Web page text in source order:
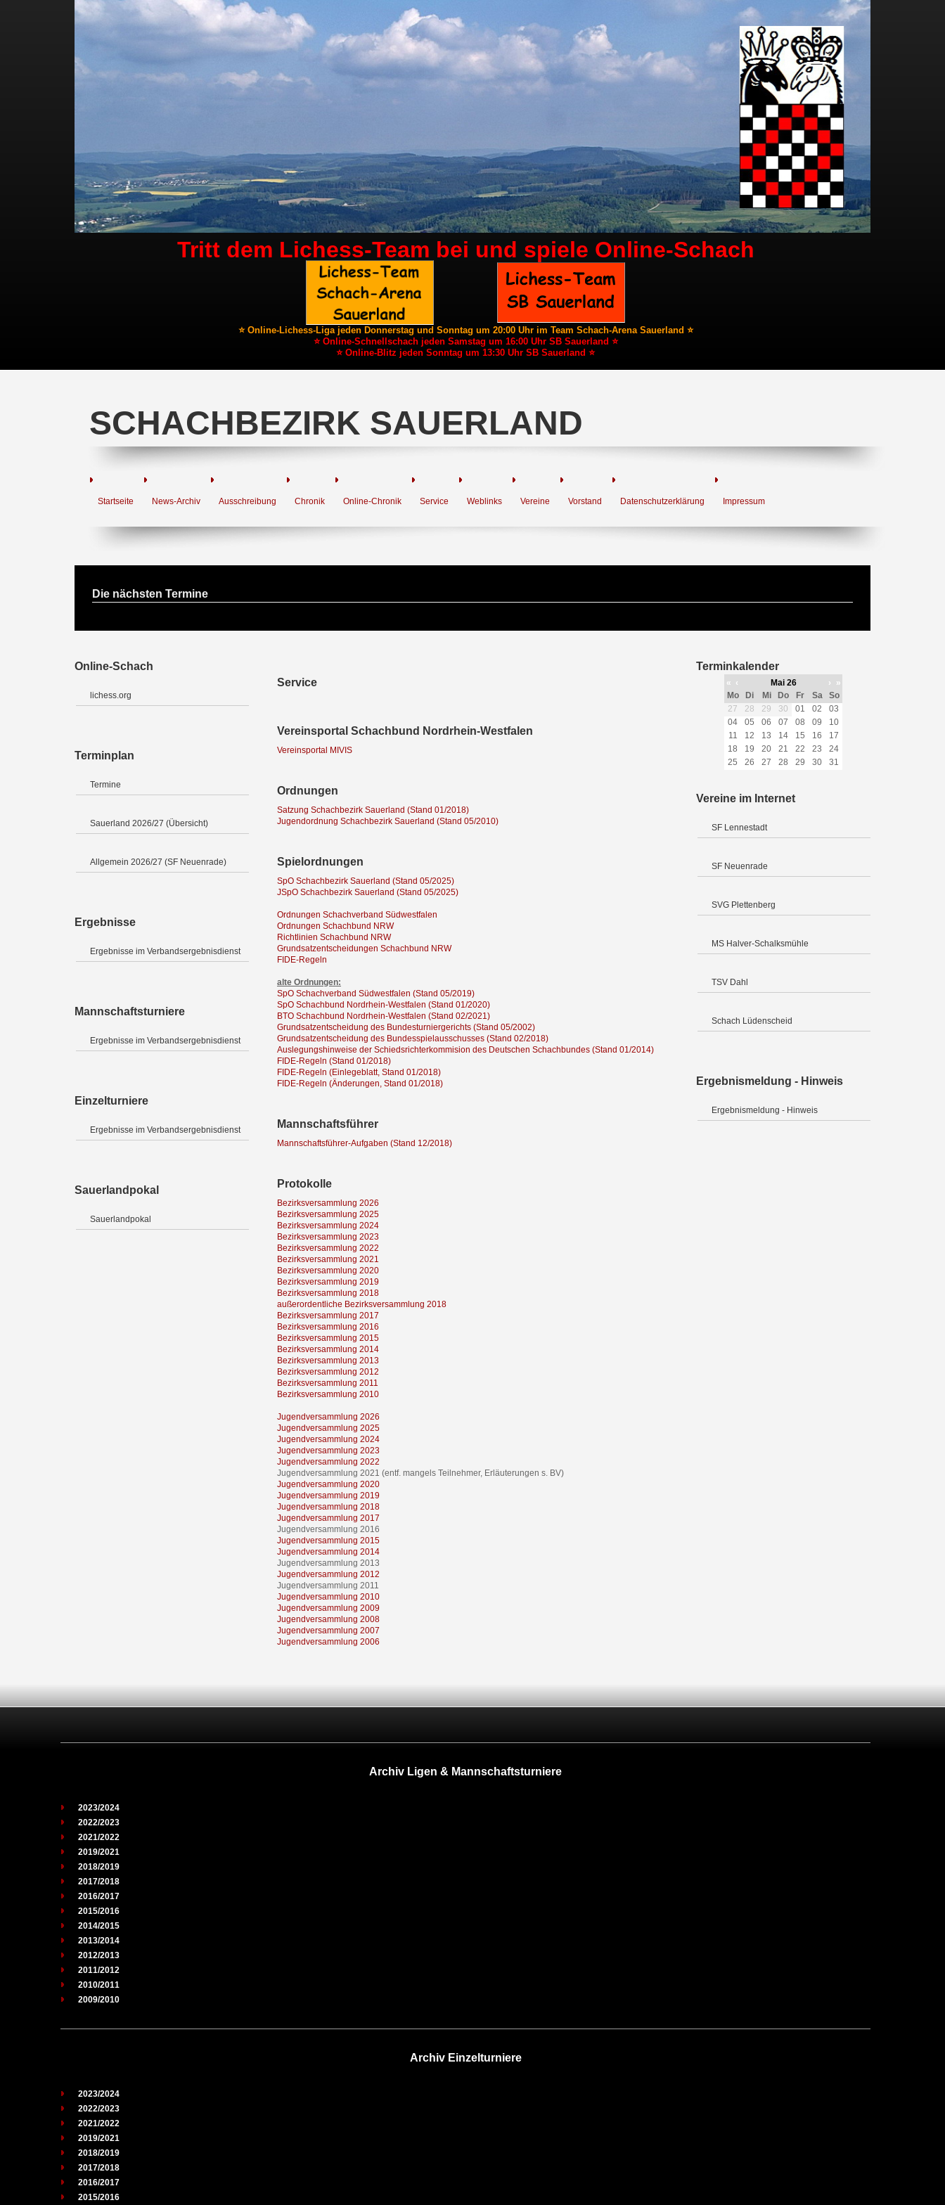
Tritt dem Lichess-Team bei und spiele Online-Schach
⭐ Online-Lichess-Liga jeden Donnerstag und Sonntag um 20:00 Uhr im Team Schach-Arena Sauerland ⭐
⭐ Online-Schnellschach jeden Samstag um 16:00 Uhr SB Sauerland ⭐
⭐ Online-Blitz jeden Sonntag um 13:30 Uhr SB Sauerland ⭐
SCHACHBEZIRK SAUERLAND
Startseite News-Archiv Ausschreibung Chronik Online-Chronik Service Weblinks Vereine Vorstand Datenschutzerklärung Impressum
Die nächsten Termine
Online-Schach
lichess.org
Terminplan
Termine
Sauerland 2026/27 (Übersicht)
Allgemein 2026/27 (SF Neuenrade)
Ergebnisse
Ergebnisse im Verbandsergebnisdienst
Mannschaftsturniere
Ergebnisse im Verbandsergebnisdienst
Einzelturniere
Ergebnisse im Verbandsergebnisdienst
Sauerlandpokal
Sauerlandpokal
Service
Vereinsportal Schachbund Nordrhein-Westfalen
Vereinsportal MIVIS
Ordnungen
Satzung Schachbezirk Sauerland (Stand 01/2018)
Jugendordnung Schachbezirk Sauerland (Stand 05/2010)
Spielordnungen
SpO Schachbezirk Sauerland (Stand 05/2025)
JSpO Schachbezirk Sauerland (Stand 05/2025)
Ordnungen Schachverband Südwestfalen
Ordnungen Schachbund NRW
Richtlinien Schachbund NRW
Grundsatzentscheidungen Schachbund NRW
FIDE-Regeln
alte Ordnungen:
SpO Schachverband Südwestfalen (Stand 05/2019)
SpO Schachbund Nordrhein-Westfalen (Stand 01/2020)
BTO Schachbund Nordrhein-Westfalen (Stand 02/2021)
Grundsatzentscheidung des Bundesturniergerichts (Stand 05/2002)
Grundsatzentscheidung des Bundesspielausschusses (Stand 02/2018)
Auslegungshinweise der Schiedsrichterkommision des Deutschen Schachbundes (Stand 01/2014)
FIDE-Regeln (Stand 01/2018)
FIDE-Regeln (Einlegeblatt, Stand 01/2018)
FIDE-Regeln (Änderungen, Stand 01/2018)
Mannschaftsführer
Mannschaftsführer-Aufgaben (Stand 12/2018)
Protokolle
Bezirksversammlung 2026
Bezirksversammlung 2025
Bezirksversammlung 2024
Bezirksversammlung 2023
Bezirksversammlung 2022
Bezirksversammlung 2021
Bezirksversammlung 2020
Bezirksversammlung 2019
Bezirksversammlung 2018
außerordentliche Bezirksversammlung 2018
Bezirksversammlung 2017
Bezirksversammlung 2016
Bezirksversammlung 2015
Bezirksversammlung 2014
Bezirksversammlung 2013
Bezirksversammlung 2012
Bezirksversammlung 2011
Bezirksversammlung 2010
Jugendversammlung 2026
Jugendversammlung 2025
Jugendversammlung 2024
Jugendversammlung 2023
Jugendversammlung 2022
Jugendversammlung 2021 (entf. mangels Teilnehmer, Erläuterungen s. BV)
Jugendversammlung 2020
Jugendversammlung 2019
Jugendversammlung 2018
Jugendversammlung 2017
Jugendversammlung 2016
Jugendversammlung 2015
Jugendversammlung 2014
Jugendversammlung 2013
Jugendversammlung 2012
Jugendversammlung 2011
Jugendversammlung 2010
Jugendversammlung 2009
Jugendversammlung 2008
Jugendversammlung 2007
Jugendversammlung 2006
Terminkalender
« ‹ Mai 26 ›
»
Mo
Di Mi Do Fr Sa
So
27
28 29 30 01 02
03
04
05 06 07 08 09
10
11
12 13 14 15 16
17
18
19 20 21 22 23
24
25
26 27 28 29 30 31
Vereine im Internet
SF Lennestadt
SF Neuenrade
SVG Plettenberg
MS Halver-Schalksmühle
TSV Dahl
Schach Lüdenscheid
Ergebnismeldung - Hinweis
Ergebnismeldung - Hinweis
Archiv Ligen & Mannschaftsturniere
2023/2024
2022/2023
2021/2022
2019/2021
2018/2019
2017/2018
2016/2017
2015/2016
2014/2015
2013/2014
2012/2013
2011/2012
2010/2011
2009/2010
Archiv Einzelturniere
2023/2024
2022/2023
2021/2022
2019/2021
2018/2019
2017/2018
2016/2017
2015/2016